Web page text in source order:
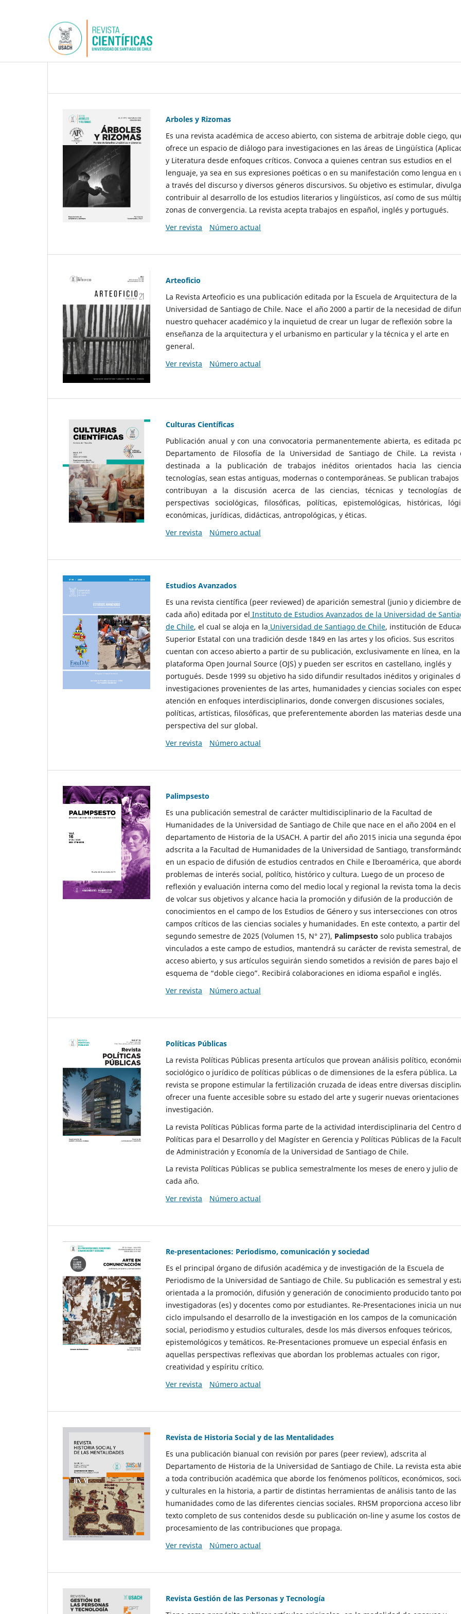
Arboles y Rizomas
Es una revista académica de acceso abierto, con sistema de arbitraje doble ciego,
ofrece un espacio de diálogo para investigaciones en las áreas de Lingüística
y Literatura desde enfoques críticos. Convoca a quienes centran sus estudios en el
lenguaje, ya sea en sus expresiones poéticas o en su manifestación como lengua en
a través del discurso y diversos géneros discursivos. Su objetivo es estimular,
contribuir al desarrollo de los estudios literarios y lingüísticos, así como de sus
zonas de convergencia. La revista acepta trabajos en español, inglés y portugués.
Ver revista
Número actual
Arteoficio
La Revista Arteoficio es una publicación editada por la Escuela de Arquitectura de la
Universidad de Santiago de Chile. Nace el año 2000 a partir de la necesidad de
nuestro quehacer académico y la inquietud de crear un lugar de reflexión sobre la
enseñanza de la arquitectura y el urbanismo en particular y la técnica y el arte en
general.
Ver revista
Número actual
Culturas Científicas
Publicación anual y con una convocatoria permanentemente abierta, es editada
Departamento de Filosofía de la Universidad de Santiago de Chile. La revista
destinada a la publicación de trabajos inéditos orientados hacia las
tecnologías, sean estas antiguas, modernas o contemporáneas. Se publican
contribuyan a la discusión acerca de las ciencias, técnicas y tecnologías
perspectivas sociológicas, filosóficas, políticas, epistemológicas, históricas,
económicas, jurídicas, didácticas, antropológicas, y éticas.
Ver revista
Número actual
Estudios Avanzados
Es una revista científica (peer reviewed) de aparición semestral (junio y diciembre de
cada año) editada por el Instituto de Estudios Avanzados de la Universidad de
de Chile, el cual se aloja en la Universidad de Santiago de Chile, institución de
Superior Estatal con una tradición desde 1849 en las artes y los oficios. Sus escritos
cuentan con acceso abierto a partir de su publicación, exclusivamente en línea, en la
plataforma Open Journal Source (OJS) y pueden ser escritos en castellano, inglés y
portugués. Desde 1999 su objetivo ha sido difundir resultados inéditos y originales
investigaciones provenientes de las artes, humanidades y ciencias sociales con
atención en enfoques interdisciplinarios, donde convergen discusiones sociales,
políticas, artísticas, filosóficas, que preferentemente aborden las materias desde una
perspectiva del sur global.
Ver revista
Número actual
Palimpsesto
Es una publicación semestral de carácter multidisciplinario de la Facultad de
Humanidades de la Universidad de Santiago de Chile que nace en el año 2004 en el
departamento de Historia de la USACH. A partir del año 2015 inicia una segunda
adscrita a la Facultad de Humanidades de la Universidad de Santiago,
en un espacio de difusión de estudios centrados en Chile e Iberoamérica, que
problemas de interés social, político, histórico y cultura. Luego de un proceso de
reflexión y evaluación interna como del medio local y regional la revista toma la
de volcar sus objetivos y alcance hacia la promoción y difusión de la producción de
conocimientos en el campo de los Estudios de Género y sus intersecciones con otros
campos críticos de las ciencias sociales y humanidades. En este contexto, a partir del
segundo semestre de 2025 (Volumen 15, N° 27), Palimpsesto solo publica trabajos
vinculados a este campo de estudios, mantendrá su carácter de revista semestral, de
acceso abierto, y sus artículos seguirán siendo sometidos a revisión de pares bajo el
esquema de “doble ciego”. Recibirá colaboraciones en idioma español e inglés.
Ver revista
Número actual
Políticas Públicas
La revista Políticas Públicas presenta artículos que provean análisis político,
sociológico o jurídico de políticas públicas o de dimensiones de la esfera pública. La
revista se propone estimular la fertilización cruzada de ideas entre diversas
ofrecer una fuente accesible sobre su estado del arte y sugerir nuevas orientaciones
investigación.
La revista Políticas Públicas forma parte de la actividad interdisciplinaria del Centro
Políticas para el Desarrollo y del Magíster en Gerencia y Políticas Públicas de la
de Administración y Economía de la Universidad de Santiago de Chile.
La revista Políticas Públicas se publica semestralmente los meses de enero y julio de
cada año.
Ver revista
Número actual
Re-presentaciones: Periodismo, comunicación y sociedad
Es el principal órgano de difusión académica y de investigación de la Escuela de
Periodismo de la Universidad de Santiago de Chile. Su publicación es semestral y
orientada a la promoción, difusión y generación de conocimiento producido tanto
investigadoras (es) y docentes como por estudiantes. Re-Presentaciones inicia un
ciclo impulsando el desarrollo de la investigación en los campos de la comunicación
social, periodismo y estudios culturales, desde los más diversos enfoques teóricos,
epistemológicos y temáticos. Re-Presentaciones promueve un especial énfasis en
aquellas perspectivas reflexivas que abordan los problemas actuales con rigor,
creatividad y espíritu crítico.
Ver revista
Número actual
Revista de Historia Social y de las Mentalidades
Es una publicación bianual con revisión por pares (peer review), adscrita al
Departamento de Historia de la Universidad de Santiago de Chile. La revista esta
a toda contribución académica que aborde los fenómenos políticos, económicos,
y culturales en la historia, a partir de distintas herramientas de análisis tanto de las
humanidades como de las diferentes ciencias sociales. RHSM proporciona acceso
texto completo de sus contenidos desde su publicación on-line y asume los costos de
procesamiento de las contribuciones que propaga.
Ver revista
Número actual
Revista Gestión de las Personas y Tecnología